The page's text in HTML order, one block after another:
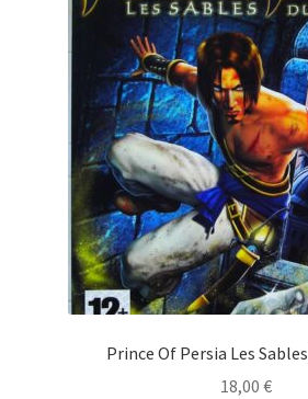
Prince Of Persia Les
18,00 €